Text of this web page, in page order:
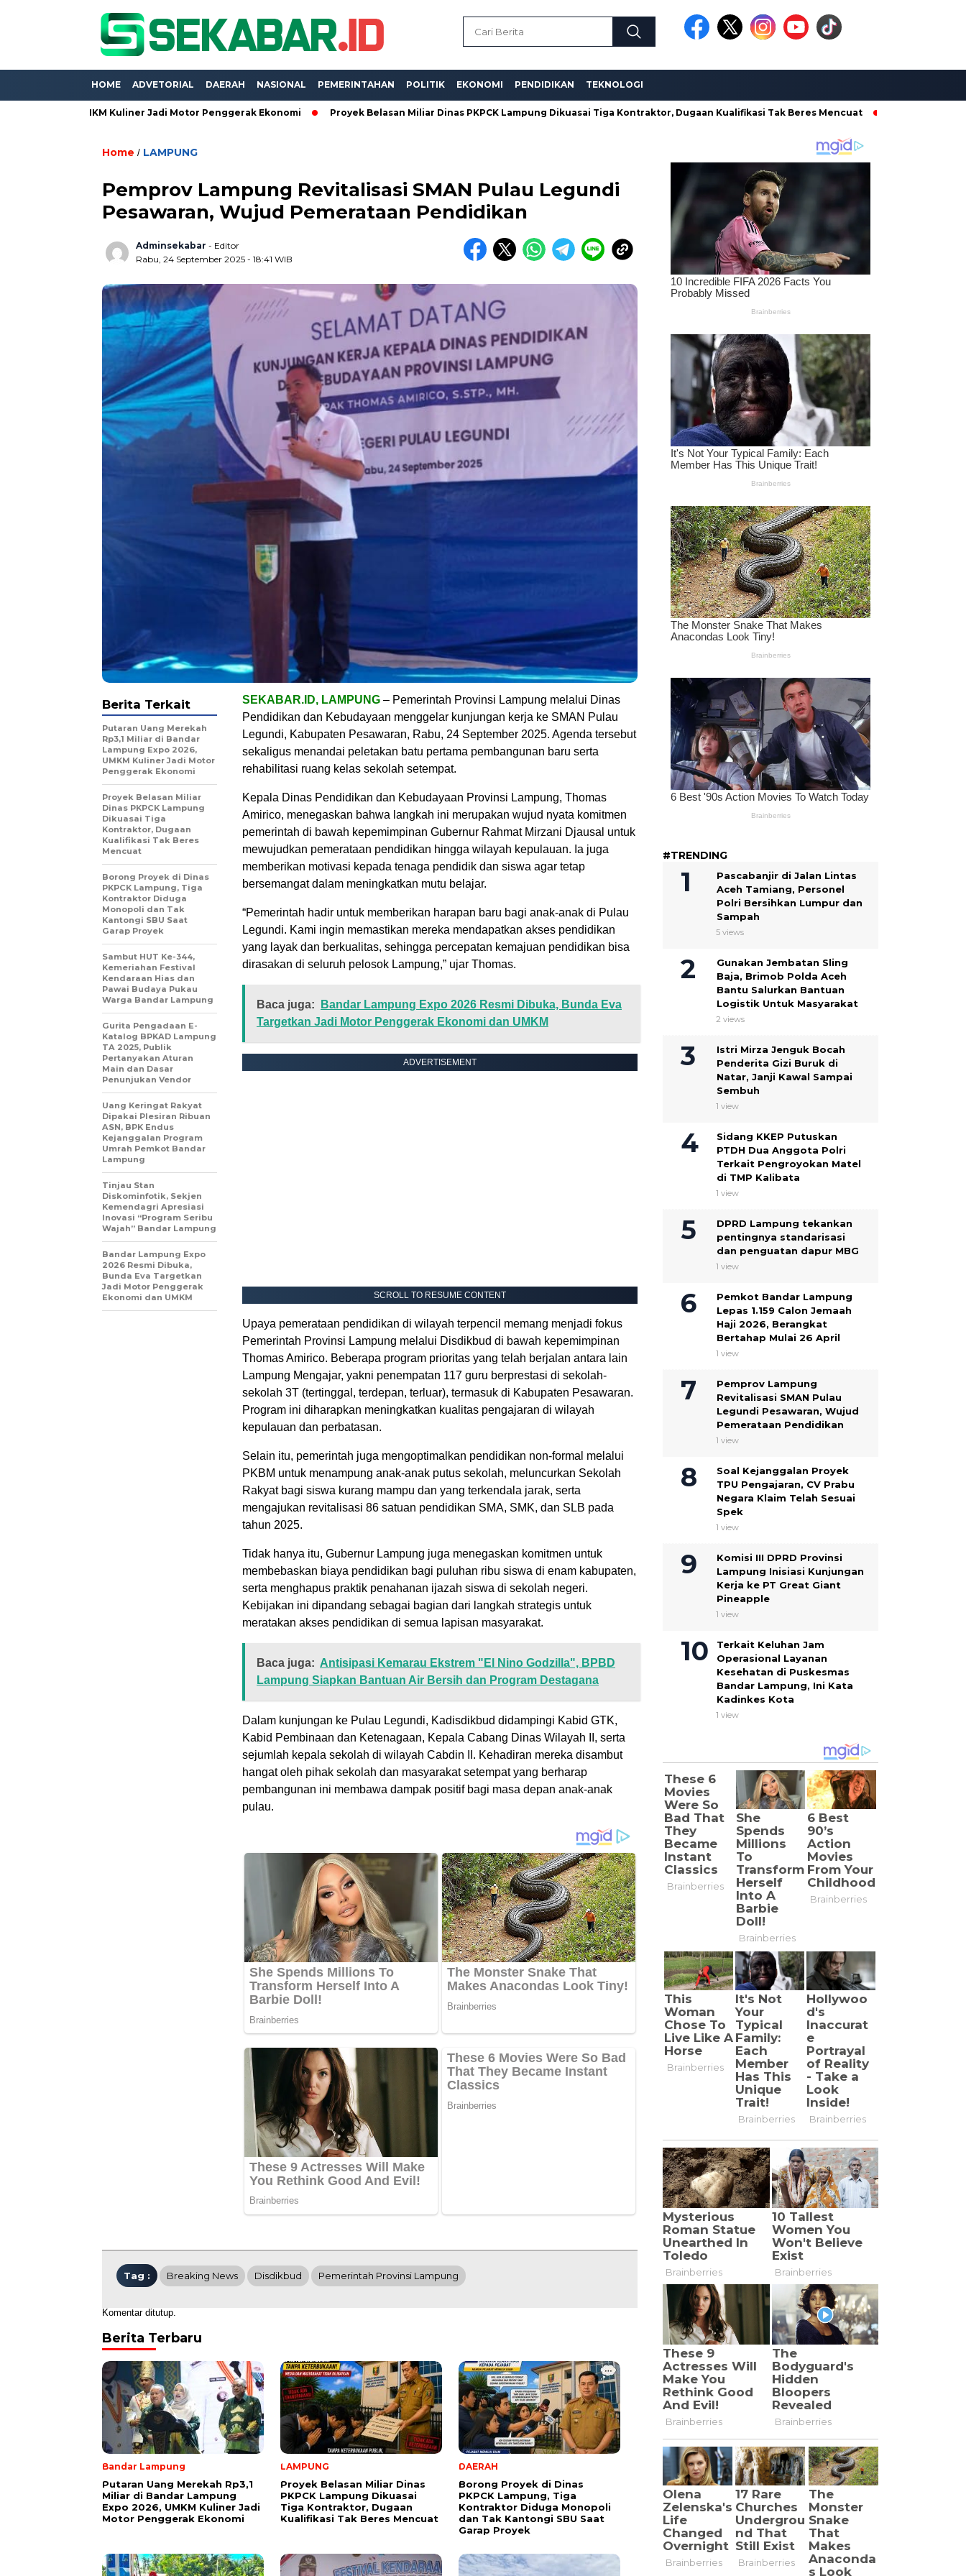
HOME ADVETORIAL DAERAH NASIONAL PEMERINTAHAN POLITIK EKONOMI PENDIDIKAN TEKNOLOGI
UMKM Kuliner Jadi Motor Penggerak Ekonomi Proyek Belasan Miliar Dinas PKPCK Lampung Dikuasai Tiga Kontraktor, Dugaan Kualifikasi Tak Beres Mencuat Borong Proyek di Dinas
Home / LAMPUNG
Pemprov Lampung Revitalisasi SMAN Pulau Legundi
Pesawaran, Wujud Pemerataan Pendidikan
Adminsekabar - Editor
Rabu, 24 September 2025 - 18:41 WIB
SEKABAR.ID, LAMPUNG – Pemerintah Provinsi Lampung melalui Dinas
Pendidikan dan Kebudayaan menggelar kunjungan kerja ke SMAN Pulau
Legundi, Kabupaten Pesawaran, Rabu, 24 September 2025. Agenda tersebut
sekaligus menandai peletakan batu pertama pembangunan baru serta
rehabilitasi ruang kelas sekolah setempat.
Kepala Dinas Pendidikan dan Kebudayaan Provinsi Lampung, Thomas
Amirico, menegaskan bahwa langkah ini merupakan wujud nyata komitmen
pemerintah di bawah kepemimpinan Gubernur Rahmat Mirzani Djausal untuk
mewujudkan pemerataan pendidikan hingga wilayah kepulauan. Ia juga
memberikan motivasi kepada tenaga pendidik dan siswa agar tetap
bersemangat dalam meningkatkan mutu belajar.
“Pemerintah hadir untuk memberikan harapan baru bagi anak-anak di Pulau
Legundi. Kami ingin memastikan mereka mendapatkan akses pendidikan
yang layak dan berkualitas, sehingga percepatan kemajuan pendidikan bisa
dirasakan di seluruh pelosok Lampung,” ujar Thomas.
Baca juga:
Bandar Lampung Expo 2026 Resmi Dibuka, Bunda Eva
Targetkan Jadi Motor Penggerak Ekonomi dan UMKM
ADVERTISEMENT
SCROLL TO RESUME CONTENT
Upaya pemerataan pendidikan di wilayah terpencil memang menjadi fokus
Pemerintah Provinsi Lampung melalui Disdikbud di bawah kepemimpinan
Thomas Amirico. Beberapa program prioritas yang telah berjalan antara lain
Lampung Mengajar, yakni penempatan 117 guru berprestasi di sekolah-
sekolah 3T (tertinggal, terdepan, terluar), termasuk di Kabupaten Pesawaran.
Program ini diharapkan meningkatkan kualitas pengajaran di wilayah
kepulauan dan perbatasan.
Selain itu, pemerintah juga mengoptimalkan pendidikan non-formal melalui
PKBM untuk menampung anak-anak putus sekolah, meluncurkan Sekolah
Rakyat bagi siswa kurang mampu dan yang terkendala jarak, serta
mengajukan revitalisasi 86 satuan pendidikan SMA, SMK, dan SLB pada
tahun 2025.
Tidak hanya itu, Gubernur Lampung juga menegaskan komitmen untuk
membebaskan biaya pendidikan bagi puluhan ribu siswa di enam kabupaten,
serta menghapus praktik penahanan ijazah siswa di sekolah negeri.
Kebijakan ini dipandang sebagai bagian dari langkah strategis untuk
meratakan akses pendidikan di semua lapisan masyarakat.
Baca juga: Antisipasi Kemarau Ekstrem "El Nino Godzilla", BPBD
Lampung Siapkan Bantuan Air Bersih dan Program Destagana
Dalam kunjungan ke Pulau Legundi, Kadisdikbud didampingi Kabid GTK,
Kabid Pembinaan dan Ketenagaan, Kepala Cabang Dinas Wilayah II, serta
sejumlah kepala sekolah di wilayah Cabdin II. Kehadiran mereka disambut
hangat oleh pihak sekolah dan masyarakat setempat yang berharap
pembangunan ini membawa dampak positif bagi masa depan anak-anak
pulau.
Berita Terkait
Putaran Uang Merekah
Rp3,1 Miliar di Bandar
Lampung Expo 2026,
UMKM Kuliner Jadi Motor
Penggerak Ekonomi
Proyek Belasan Miliar
Dinas PKPCK Lampung
Dikuasai Tiga
Kontraktor, Dugaan
Kualifikasi Tak Beres
Mencuat
Borong Proyek di Dinas
PKPCK Lampung, Tiga
Kontraktor Diduga
Monopoli dan Tak
Kantongi SBU Saat
Garap Proyek
Sambut HUT Ke-344,
Kemeriahan Festival
Kendaraan Hias dan
Pawai Budaya Pukau
Warga Bandar Lampung
Gurita Pengadaan E-
Katalog BPKAD Lampung
TA 2025, Publik
Pertanyakan Aturan
Main dan Dasar
Penunjukan Vendor
Uang Keringat Rakyat
Dipakai Plesiran Ribuan
ASN, BPK Endus
Kejanggalan Program
Umrah Pemkot Bandar
Lampung
Tinjau Stan
Diskominfotik, Sekjen
Kemendagri Apresiasi
Inovasi “Program Seribu
Wajah” Bandar Lampung
Bandar Lampung Expo
2026 Resmi Dibuka,
Bunda Eva Targetkan
Jadi Motor Penggerak
Ekonomi dan UMKM
Tag : Breaking News Disdikbud Pemerintah Provinsi Lampung
Komentar ditutup.
Berita Terbaru
Bandar Lampung
Putaran Uang Merekah Rp3,1
Miliar di Bandar Lampung
Expo 2026, UMKM Kuliner Jadi
Motor Penggerak Ekonomi
LAMPUNG
Proyek Belasan Miliar Dinas
PKPCK Lampung Dikuasai
Tiga Kontraktor, Dugaan
Kualifikasi Tak Beres Mencuat
DAERAH
Borong Proyek di Dinas
PKPCK Lampung, Tiga
Kontraktor Diduga Monopoli
dan Tak Kantongi SBU Saat
Garap Proyek
#TRENDING
Pascabanjir di Jalan Lintas
Aceh Tamiang, Personel
Polri Bersihkan Lumpur dan
Sampah
5 views
Gunakan Jembatan Sling
Baja, Brimob Polda Aceh
Bantu Salurkan Bantuan
Logistik Untuk Masyarakat
2 views
Istri Mirza Jenguk Bocah
Penderita Gizi Buruk di
Natar, Janji Kawal Sampai
Sembuh
1 view
Sidang KKEP Putuskan
PTDH Dua Anggota Polri
Terkait Pengroyokan Matel
di TMP Kalibata
1 view
DPRD Lampung tekankan
pentingnya standarisasi
dan penguatan dapur MBG
1 view
Pemkot Bandar Lampung
Lepas 1.159 Calon Jemaah
Haji 2026, Berangkat
Bertahap Mulai 26 April
1 view
Pemprov Lampung
Revitalisasi SMAN Pulau
Legundi Pesawaran, Wujud
Pemerataan Pendidikan
1 view
Soal Kejanggalan Proyek
TPU Pengajaran, CV Prabu
Negara Klaim Telah Sesuai
Spek ‎
1 view
Komisi III DPRD Provinsi
Lampung Inisiasi Kunjungan
Kerja ke PT Great Giant
Pineapple
1 view
Terkait Keluhan Jam
Operasional Layanan
Kesehatan di Puskesmas
Bandar Lampung, Ini Kata
Kadinkes Kota
1 view